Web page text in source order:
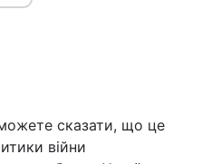
сказати, що це
війни